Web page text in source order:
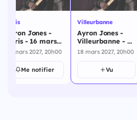
Paris
Ayron Jones -
Paris - 16 mars
2027
16 mars 2027, 20h00
Me notifier
Villeurbanne
Ayron Jones -
Villeurbanne - 18
mars 2027
18 mars 2027, 20h00
Vu